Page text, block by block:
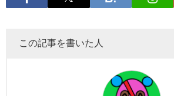
この記事を書いた人